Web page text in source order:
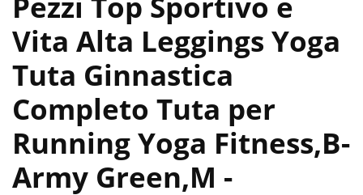
Vita Alta Leggings Yoga
Tuta Ginnastica
Completo Tuta per
Running Yoga Fitness,B-
Army Green,M -